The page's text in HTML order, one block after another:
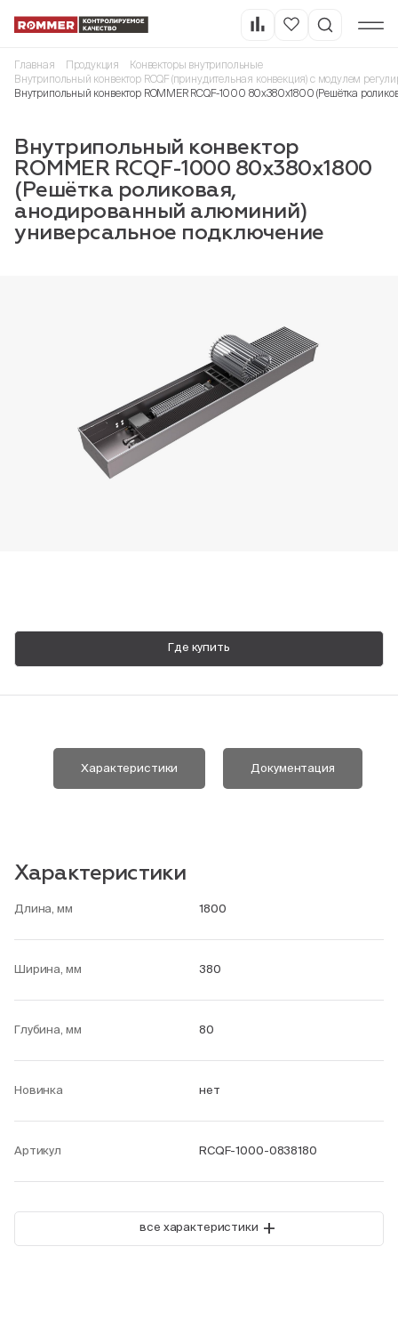
Пн-Пт, 9:00—18:00
Главная Продукция
Конвекторы внутрипольные
Внутрипольный конвектор RCQF (принудительная конвекция) с модулем
Внутрипольный конвектор ROMMER RCQF-1000 80х380х1800 (Решётка
Внутрипольный конвектор
ROMMER RCQF-1000 80х380х1800
(Решётка роликовая,
анодированный алюминий)
универсальное подключение
Где купить
Характеристики Документация
Характеристики
Длина, мм 1800
Ширина, мм 380
Глубина, мм 80
Новинка нет
Артикул RCQF-1000-0838180
все характеристики +